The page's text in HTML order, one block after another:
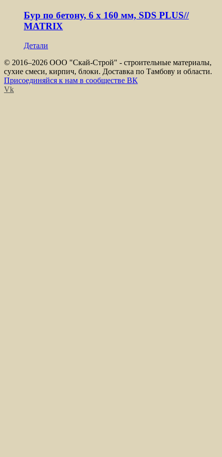
Бур по бетону, 6 x 160 мм, SDS PLUS//
MATRIX
Детали
© 2016–2026 ООО "Скай-Строй" - строительные материалы,
сухие смеси, кирпич, блоки. Доставка по Тамбову и области.
Присоединяйся к нам в сообществе ВК
Vk